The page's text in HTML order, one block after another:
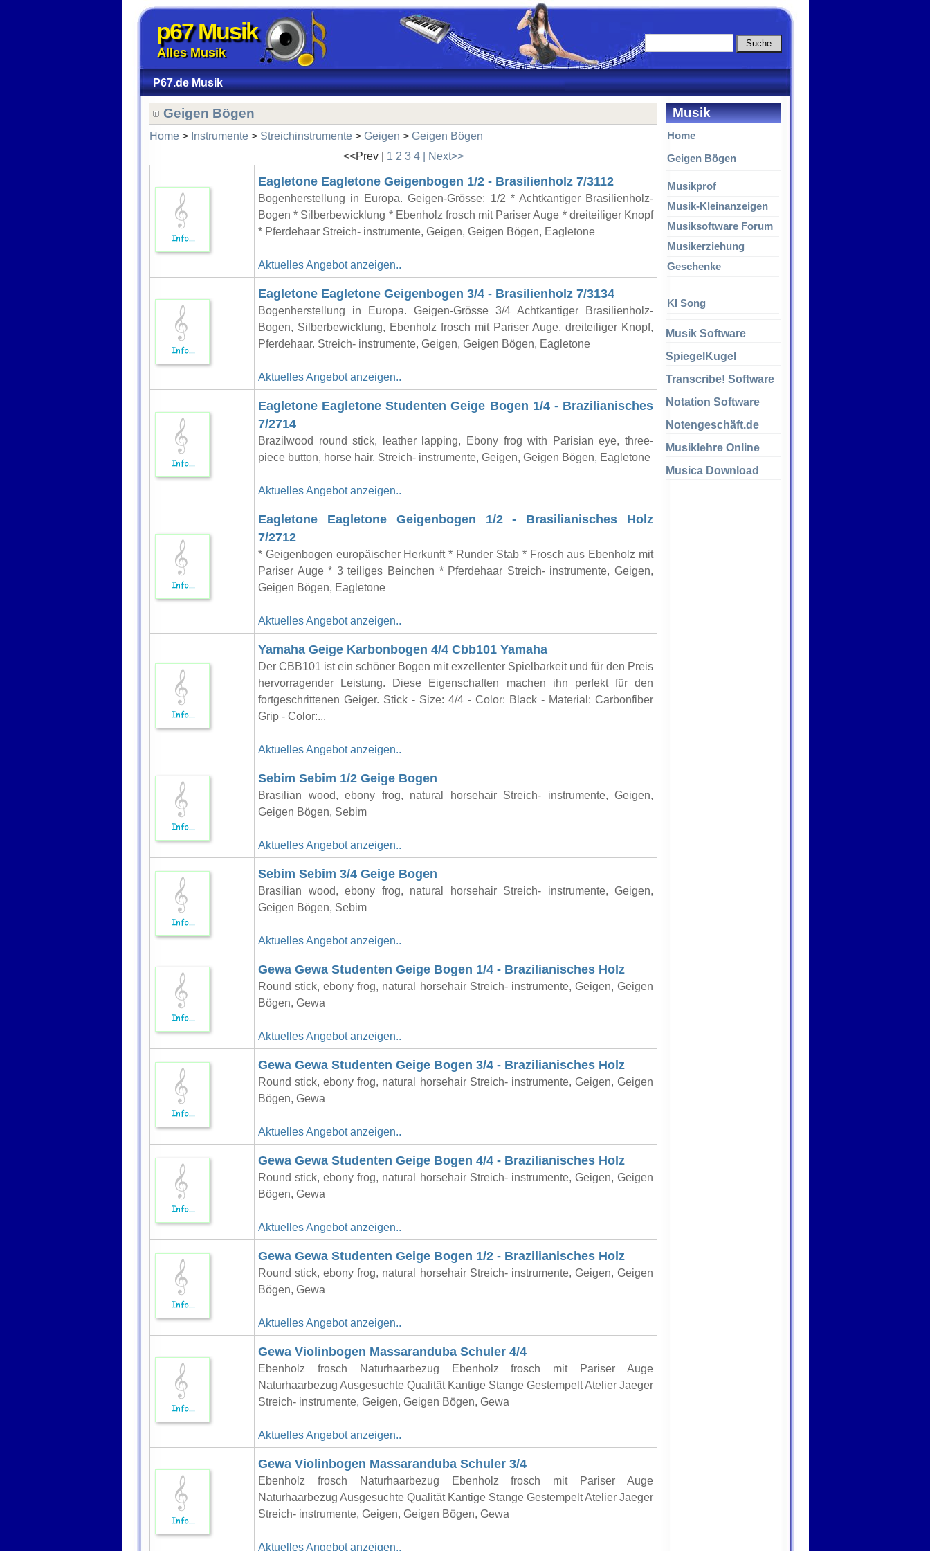
p67 Musik
Alles Musik
P67.de Musik
Musik
Home
Geigen Bögen
Musikprof
Musik-Kleinanzeigen
Musiksoftware Forum
Musikerziehung
Geschenke
KI Song
Musik Software
SpiegelKugel
Transcribe! Software
Notation Software
Notengeschäft.de
Musiklehre Online
Musica Download
Geigen Bögen
Home > Instrumente > Streichinstrumente > Geigen > Geigen Bögen
<<Prev | 1 2 3 4 | Next>>
Eagletone Eagletone Geigenbogen 1/2 - Brasilienholz 7/3112
Bogenherstellung in Europa. Geigen-Grösse: 1/2 * Achtkantiger Brasilienholz-
Bogen * Silberbewicklung * Ebenholz frosch mit Pariser Auge * dreiteiliger Knopf
* Pferdehaar Streich- instrumente, Geigen, Geigen Bögen, Eagletone
Aktuelles Angebot anzeigen..
Eagletone Eagletone Geigenbogen 3/4 - Brasilienholz 7/3134
Bogenherstellung in Europa. Geigen-Grösse 3/4 Achtkantiger Brasilienholz-
Bogen, Silberbewicklung, Ebenholz frosch mit Pariser Auge, dreiteiliger Knopf,
Pferdehaar. Streich- instrumente, Geigen, Geigen Bögen, Eagletone
Aktuelles Angebot anzeigen..
Eagletone Eagletone Studenten Geige Bogen 1/4 - Brazilianisches
7/2714
Brazilwood round stick, leather lapping, Ebony frog with Parisian eye, three-
piece button, horse hair. Streich- instrumente, Geigen, Geigen Bögen, Eagletone
Aktuelles Angebot anzeigen..
Eagletone Eagletone Geigenbogen 1/2 - Brasilianisches Holz
7/2712
* Geigenbogen europäischer Herkunft * Runder Stab * Frosch aus Ebenholz mit
Pariser Auge * 3 teiliges Beinchen * Pferdehaar Streich- instrumente, Geigen,
Geigen Bögen, Eagletone
Aktuelles Angebot anzeigen..
Yamaha Geige Karbonbogen 4/4 Cbb101 Yamaha
Der CBB101 ist ein schöner Bogen mit exzellenter Spielbarkeit und für den Preis
hervorragender Leistung. Diese Eigenschaften machen ihn perfekt für den
fortgeschrittenen Geiger. Stick - Size: 4/4 - Color: Black - Material: Carbonfiber
Grip - Color:...
Aktuelles Angebot anzeigen..
Sebim Sebim 1/2 Geige Bogen
Brasilian wood, ebony frog, natural horsehair Streich- instrumente, Geigen,
Geigen Bögen, Sebim
Aktuelles Angebot anzeigen..
Sebim Sebim 3/4 Geige Bogen
Brasilian wood, ebony frog, natural horsehair Streich- instrumente, Geigen,
Geigen Bögen, Sebim
Aktuelles Angebot anzeigen..
Gewa Gewa Studenten Geige Bogen 1/4 - Brazilianisches Holz
Round stick, ebony frog, natural horsehair Streich- instrumente, Geigen, Geigen
Bögen, Gewa
Aktuelles Angebot anzeigen..
Gewa Gewa Studenten Geige Bogen 3/4 - Brazilianisches Holz
Round stick, ebony frog, natural horsehair Streich- instrumente, Geigen, Geigen
Bögen, Gewa
Aktuelles Angebot anzeigen..
Gewa Gewa Studenten Geige Bogen 4/4 - Brazilianisches Holz
Round stick, ebony frog, natural horsehair Streich- instrumente, Geigen, Geigen
Bögen, Gewa
Aktuelles Angebot anzeigen..
Gewa Gewa Studenten Geige Bogen 1/2 - Brazilianisches Holz
Round stick, ebony frog, natural horsehair Streich- instrumente, Geigen, Geigen
Bögen, Gewa
Aktuelles Angebot anzeigen..
Gewa Violinbogen Massaranduba Schuler 4/4
Ebenholz frosch Naturhaarbezug Ebenholz frosch mit Pariser Auge
Naturhaarbezug Ausgesuchte Qualität Kantige Stange Gestempelt Atelier Jaeger
Streich- instrumente, Geigen, Geigen Bögen, Gewa
Aktuelles Angebot anzeigen..
Gewa Violinbogen Massaranduba Schuler 3/4
Ebenholz frosch Naturhaarbezug Ebenholz frosch mit Pariser Auge
Naturhaarbezug Ausgesuchte Qualität Kantige Stange Gestempelt Atelier Jaeger
Streich- instrumente, Geigen, Geigen Bögen, Gewa
Aktuelles Angebot anzeigen..